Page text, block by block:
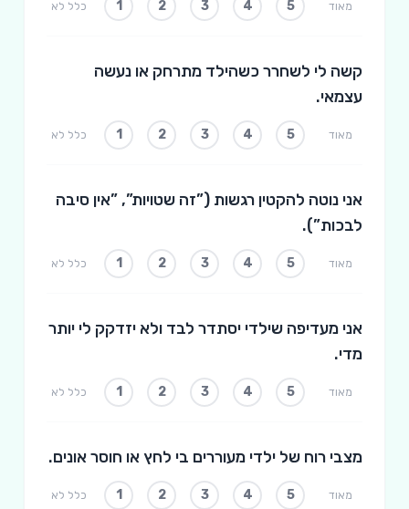
כלל לא 1 2 3 4 5 מאוד
קשה לי לשחרר כשהילד מתרחק או נעשה
עצמאי.
כלל לא 1 2 3 4 5 מאוד
אני נוטה להקטין רגשות (”זה שטויות”, ”אין סיבה
לבכות”).
כלל לא 1 2 3 4 5 מאוד
אני מעדיפה שילדי יסתדר לבד ולא יזדקק לי יותר
מדי.
כלל לא 1 2 3 4 5 מאוד
מצבי רוח של ילדי מעוררים בי לחץ או חוסר אונים.
כלל לא 1 2 3 4 5 מאוד